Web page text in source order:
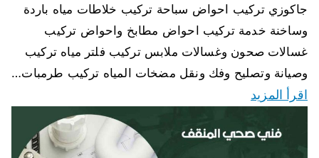
جاكوزي تركيب احواض سباحة تركيب خلاطات مياه باردة
وساخنة خدمة تركيب احواض مطابخ واحواض تركيب
غسالات صحون وغسالات ملابس تركيب فلتر مياه تركيب
وصيانة وتصليح وفك ونقل مضخات المياه تركيب طرمبات…
اقرأ المزيد